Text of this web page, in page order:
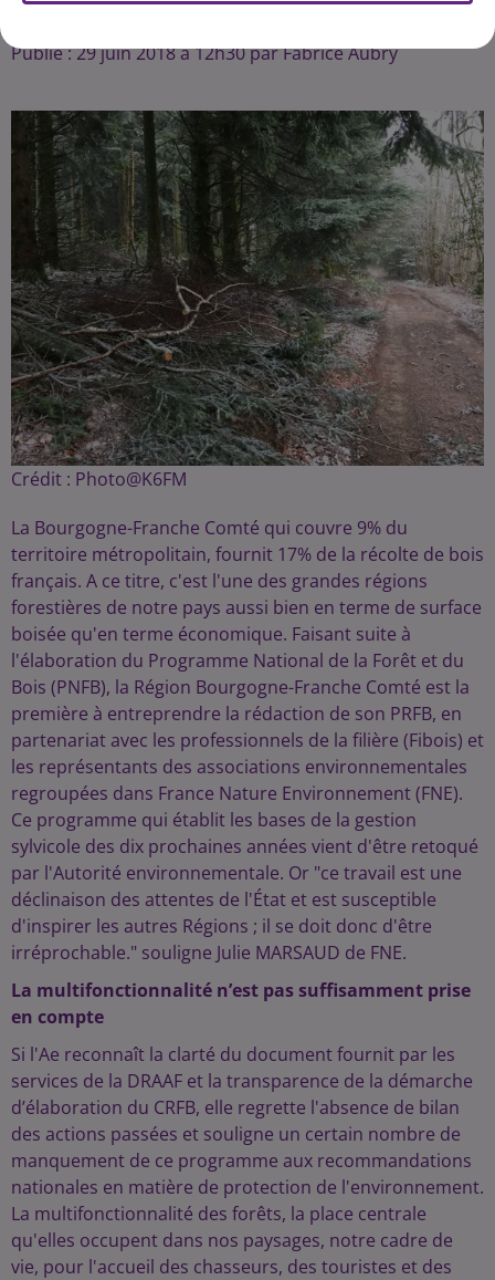
Publié : 29 juin 2018 à 12h30 par Fabrice Aubry
Crédit : Photo@K6FM
La Bourgogne-Franche Comté qui couvre 9% du
territoire métropolitain, fournit 17% de la récolte de bois
français. A ce titre, c'est l'une des grandes régions
forestières de notre pays aussi bien en terme de surface
boisée qu'en terme économique. Faisant suite à
l'élaboration du Programme National de la Forêt et du
Bois (PNFB), la Région Bourgogne-Franche Comté est la
première à entreprendre la rédaction de son PRFB, en
partenariat avec les professionnels de la filière (Fibois) et
les représentants des associations environnementales
regroupées dans France Nature Environnement (FNE).
Ce programme qui établit les bases de la gestion
sylvicole des dix prochaines années vient d'être retoqué
par l'Autorité environnementale. Or "ce travail est une
déclinaison des attentes de l'État et est susceptible
d'inspirer les autres Régions ; il se doit donc d'être
irréprochable." souligne Julie MARSAUD de FNE.
La multifonctionnalité n’est pas suffisamment prise
en compte
Si l'Ae reconnaît la clarté du document fournit par les
services de la DRAAF et la transparence de la démarche
d’élaboration du CRFB, elle regrette l'absence de bilan
des actions passées et souligne un certain nombre de
manquement de ce programme aux recommandations
nationales en matière de protection de l'environnement.
La multifonctionnalité des forêts, la place centrale
qu'elles occupent dans nos paysages, notre cadre de
vie, pour l'accueil des chasseurs, des touristes et des